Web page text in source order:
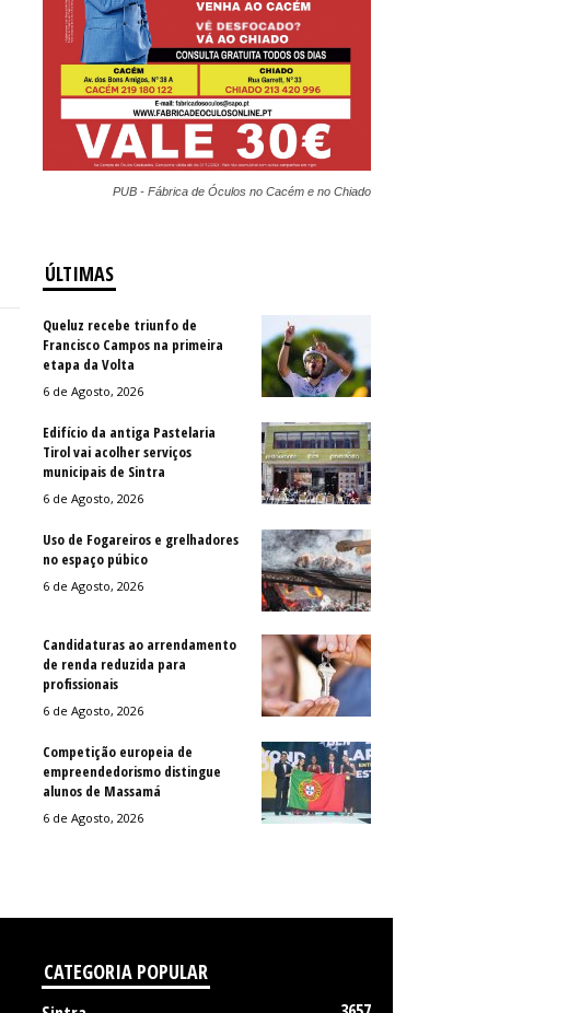
PUB - Fábrica de Óculos no Cacém e no Chiado
ÚLTIMAS
Queluz recebe triunfo de
Francisco Campos na primeira
etapa da Volta
6 de Agosto, 2026
Edifício da antiga Pastelaria
Tirol vai acolher serviços
municipais de Sintra
6 de Agosto, 2026
Uso de Fogareiros e grelhadores
no espaço púbico
6 de Agosto, 2026
Candidaturas ao arrendamento
de renda reduzida para
profissionais
6 de Agosto, 2026
Competição europeia de
empreendedorismo distingue
alunos de Massamá
6 de Agosto, 2026
CATEGORIA POPULAR